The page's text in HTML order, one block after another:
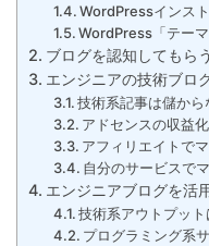
WordPressインス
WordPress「テー
ブログを認知してもら
エンジニアの技術ブロ
技術系記事は儲から
アドセンスの収益
アフィリエイトで
自分のサービスで
エンジニアブログを活
技術系アウトプッ
プログラミング系